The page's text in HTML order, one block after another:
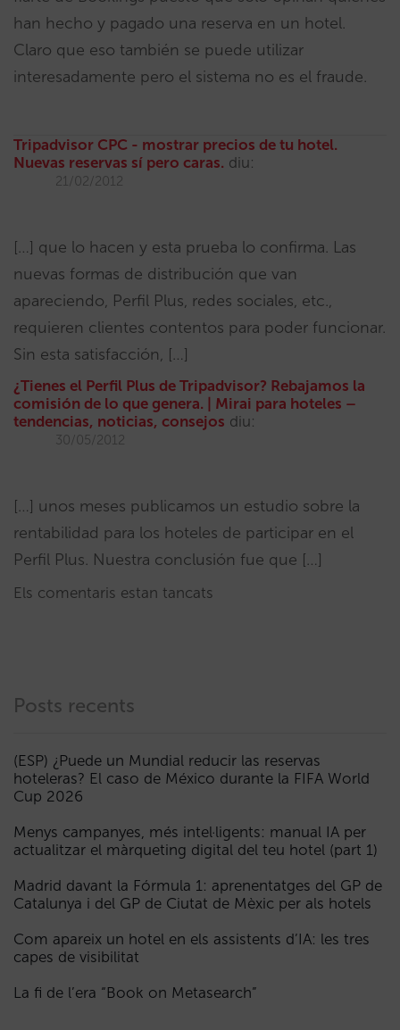
han hecho y pagado una reserva en un hotel.
Claro que eso también se puede utilizar
interesadamente pero el sistema no es el fraude.
Tripadvisor CPC - mostrar precios de tu hotel.
Nuevas reservas sí pero caras. diu:
21/02/2012
[…] que lo hacen y esta prueba lo confirma. Las
nuevas formas de distribución que van
apareciendo, Perfil Plus, redes sociales, etc.,
requieren clientes contentos para poder funcionar.
Sin esta satisfacción, […]
¿Tienes el Perfil Plus de Tripadvisor? Rebajamos la
comisión de lo que genera. | Mirai para hoteles –
tendencias, noticias, consejos diu:
30/05/2012
[…] unos meses publicamos un estudio sobre la
rentabilidad para los hoteles de participar en el
Perfil Plus. Nuestra conclusión fue que […]
Els comentaris estan tancats
Posts recents
(ESP) ¿Puede un Mundial reducir las reservas
hoteleras? El caso de México durante la FIFA World
Cup 2026
Menys campanyes, més intel·ligents: manual IA per
actualitzar el màrqueting digital del teu hotel (part 1)
Madrid davant la Fórmula 1: aprenentatges del GP de
Catalunya i del GP de Ciutat de Mèxic per als hotels
Com apareix un hotel en els assistents d’IA: les tres
capes de visibilitat
La fi de l’era “Book on Metasearch”